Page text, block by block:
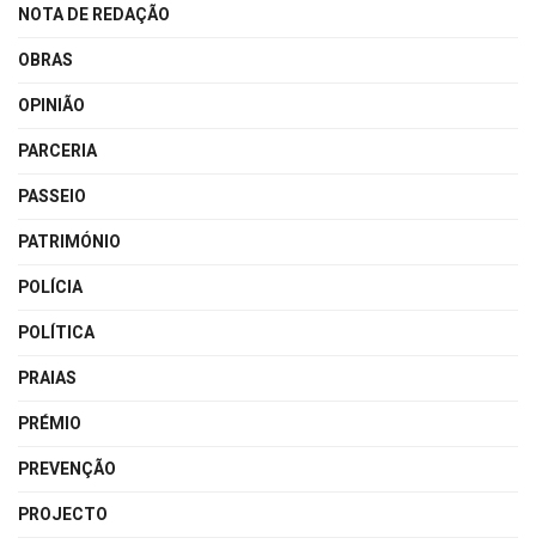
NOTA DE REDAÇÃO
OBRAS
OPINIÃO
PARCERIA
PASSEIO
PATRIMÓNIO
POLÍCIA
POLÍTICA
PRAIAS
PRÉMIO
PREVENÇÃO
PROJECTO